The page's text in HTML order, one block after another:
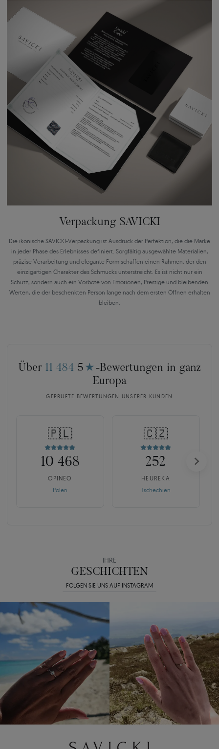
Verpackung SAVICKI
Die ikonische SAVICKI-Verpackung ist Ausdruck der Perfektion, die die Marke
in jeder Phase des Erlebnisses definiert. Sorgfältig ausgewählte Materialien,
präzise Verarbeitung und elegante Form schaffen einen Rahmen, der den
einzigartigen Charakter des Schmucks unterstreicht. Es ist nicht nur ein
Schutz, sondern auch ein Vorbote von Emotionen, Prestige und bleibenden
Werten, die der beschenkten Person lange nach dem ersten Öffnen erhalten
bleiben.
Über 11 484 5 ★ -Bewertungen in ganz
Europa
GEPRÜFTE BEWERTUNGEN UNSERER KUNDEN
🇵🇱
10 468
OPINEO
Polen
🇨🇿
252
HEUREKA
Tschechien
IHRE
GESCHICHTEN
FOLGEN SIE UNS AUF INSTAGRAM